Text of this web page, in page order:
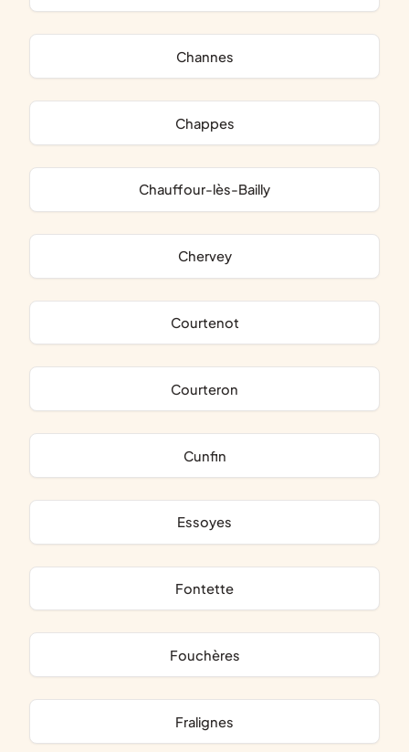
Channes
Chappes
Chauffour-lès-Bailly
Chervey
Courtenot
Courteron
Cunfin
Essoyes
Fontette
Fouchères
Fralignes